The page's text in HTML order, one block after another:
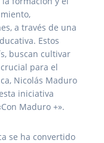
a través de una
Estos
buscan cultivar
para el
Nicolás Maduro
iniciativa
Maduro +».
se ha convertido